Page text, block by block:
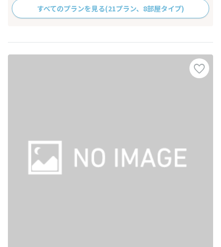
すべてのプランを見る(21プラン、8部屋タイプ)